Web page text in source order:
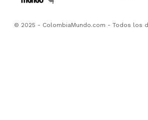
© 2025 - ColombiaMundo.com - Todos los